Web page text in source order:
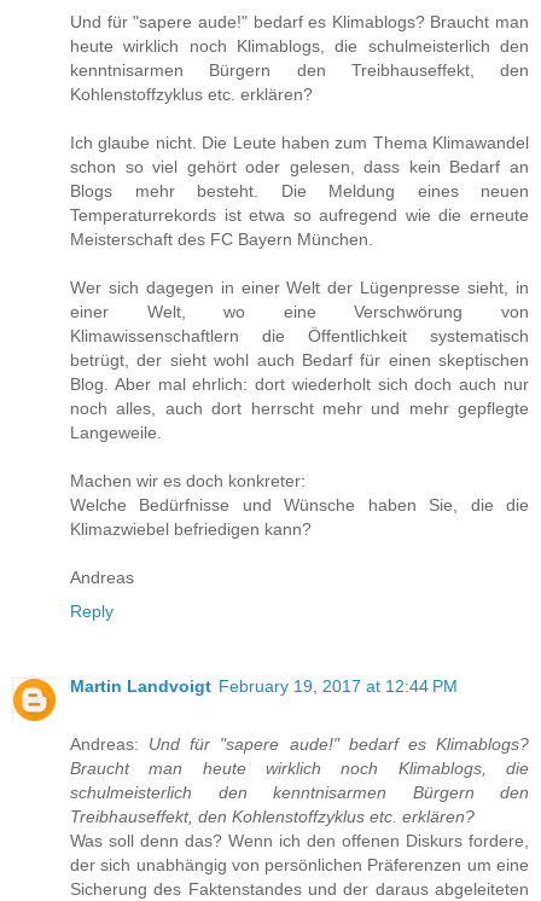
Und für "sapere aude!" bedarf es Klimablogs? Braucht man
heute wirklich noch Klimablogs, die schulmeisterlich den
kenntnisarmen Bürgern den Treibhauseffekt, den
Kohlenstoffzyklus etc. erklären?
Ich glaube nicht. Die Leute haben zum Thema Klimawandel
schon so viel gehört oder gelesen, dass kein Bedarf an
Blogs mehr besteht. Die Meldung eines neuen
Temperaturrekords ist etwa so aufregend wie die erneute
Meisterschaft des FC Bayern München.
Wer sich dagegen in einer Welt der Lügenpresse sieht, in
einer Welt, wo eine Verschwörung von
Klimawissenschaftlern die Öffentlichkeit systematisch
betrügt, der sieht wohl auch Bedarf für einen skeptischen
Blog. Aber mal ehrlich: dort wiederholt sich doch auch nur
noch alles, auch dort herrscht mehr und mehr gepflegte
Langeweile.
Machen wir es doch konkreter:
Welche Bedürfnisse und Wünsche haben Sie, die die
Klimazwiebel befriedigen kann?
Andreas
Reply
Martin Landvoigt February 19, 2017 at 12:44 PM
Andreas: Und für "sapere aude!" bedarf es Klimablogs?
Braucht man heute wirklich noch Klimablogs, die
schulmeisterlich den kenntnisarmen Bürgern den
Treibhauseffekt, den Kohlenstoffzyklus etc. erklären?
Was soll denn das? Wenn ich den offenen Diskurs fordere,
der sich unabhängig von persönlichen Präferenzen um eine
Sicherung des Faktenstandes und der daraus abgeleiteten